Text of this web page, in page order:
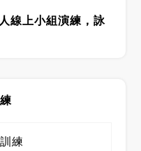
線上小組演練，詠
練